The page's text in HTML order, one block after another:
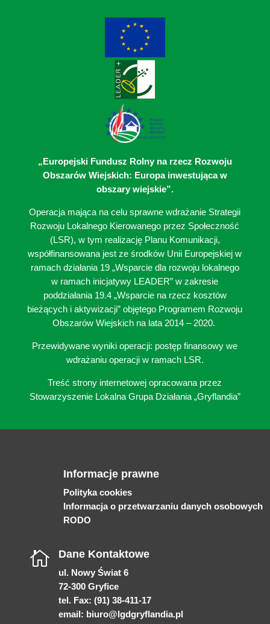
„Europejski Fundusz Rolny na rzecz Rozwoju
Obszarów Wiejskich: Europa inwestująca w
obszary wiejskie”.
Operacja mająca na celu sprawne wdrażanie Strategii
Rozwoju Lokalnego Kierowanego przez Społeczność
(LSR), w tym realizację Planu Komunikacji,
współfinansowana jest ze środków Unii Europejskiej w
ramach działania 19 „Wsparcie dla rozwoju lokalnego
w ramach inicjatywy LEADER” w zakresie
poddziałania 19.4 „Wsparcie na rzecz kosztów
bieżących i aktywizacji” objętego Programem Rozwoju
Obszarów Wiejskich na lata 2014 – 2020.
Przewidywane wyniki operacji: postęp finansowy we
wdrażaniu operacji w ramach LSR.
Treść strony internetowej opracowana przez
Stowarzyszenie Lokalna Grupa Działania „Gryflandia”
Informacje prawne
Polityka cookies
Informacja o przetwarzaniu danych osobowych
RODO
 Dane Kontaktowe
ul. Nowy Świat 6
72-300 Gryfice
tel. Fax: (91) 38-411-17
email: biuro@lgdgryflandia.pl